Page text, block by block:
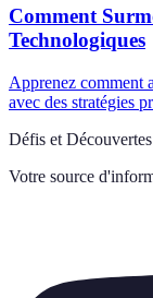
Comment
Technologiques
Apprenez comment
avec des stratégies
Défis et Découvertes
Votre source